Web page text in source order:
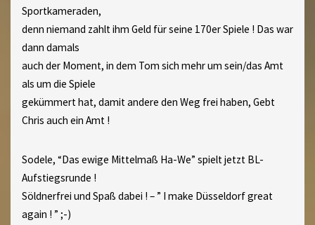
Sportkameraden,
denn niemand zahlt ihm Geld für seine 170er Spiele ! Das war
dann damals
auch der Moment, in dem Tom sich mehr um sein/das Amt
als um die Spiele
gekümmert hat, damit andere den Weg frei haben, Gebt
Chris auch ein Amt !
Sodele, “Das ewige Mittelmaß Ha-We” spielt jetzt BL-
Aufstiegsrunde !
Söldnerfrei und Spaß dabei ! – ” I make Düsseldorf great
again ! ” ;-)